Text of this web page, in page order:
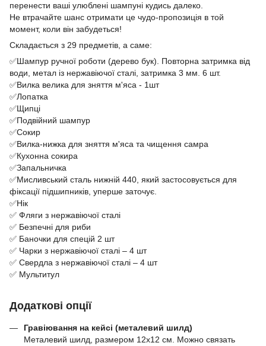
перенести ваші улюблені шампуні кудись далеко.
Не втрачайте шанс отримати це чудо-пропозиція в той
момент, коли він забудеться!
Складається з 29 предметів, а саме:
✅Шампур ручної роботи (дерево бук). Повторна затримка від
води, метал із нержавіючої сталі, затримка 3 мм. 6 шт.
✅Вилка велика для зняття м'яса - 1шт
✅Лопатка
✅Щипці
✅Подвійний шампур
✅Сокир
✅Вилка-нижка для зняття м'яса та чищення самра
✅Кухонна сокира
✅Запальничка
✅Мисливський сталь нижній 440, який застосовується для
фіксації підшипників, уперше заточує.
✅Нік
✅ Фляги з нержавіючої сталі
✅ Безпечні для риби
✅ Баночки для спецій 2 шт
✅ Чарки з нержавіючої сталі – 4 шт
✅ Свердла з нержавіючої сталі – 4 шт
✅ Мультитул
Додаткові опції
Гравіювання на кейсі (металевий шилд)
Металевий шилд, размером 12х12 см. Можно связать